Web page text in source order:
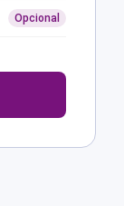
Opcional